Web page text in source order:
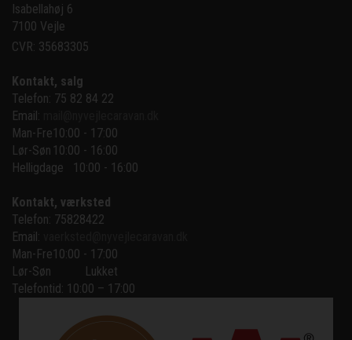
Isabellahøj 6
7100 Vejle
CVR: 35683305
Kontakt, salg
Telefon: 75 82 84 22
Email:
Man-Fre10:00 - 17:00
Lør-Søn 10:00 - 16:00
Helligdage   10:00 - 16:00
Kontakt, værksted
Telefon: 75828422
Email:
Man-Fre10:00 - 17:00
Lør-Søn
Lukket
Telefontid: 10:00 – 17:00